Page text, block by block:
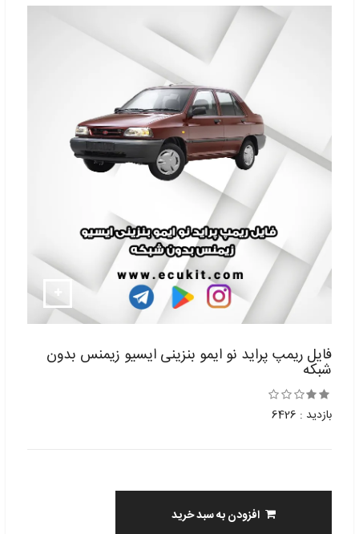
فایل ریمپ پراید نو ایمو بنزینی ایسیو زیمنس بدون
شبکه
بازدید : 6426
افزودن به سبد خرید